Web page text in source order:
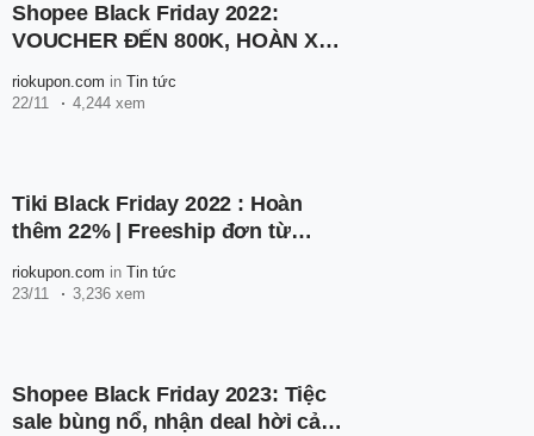
Shopee Black Friday 2022:
VOUCHER ĐẾN 800K, HOÀN XU
riokupon.com in Tin tức
22/11
4,244 xem
Tiki Black Friday 2022 : Hoàn
thêm 22% | Freeship đơn từ
giá đến 60%
riokupon.com in Tin tức
23/11
3,236 xem
Shopee Black Friday 2023: Tiệc
sale bùng nổ, nhận deal hời cả